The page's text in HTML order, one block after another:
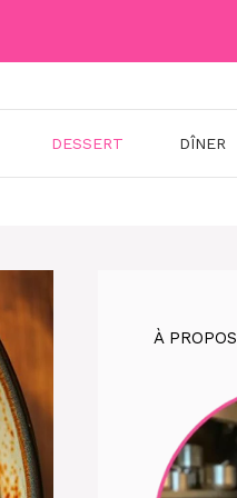
DESSERT DÎNER
À PROPOS